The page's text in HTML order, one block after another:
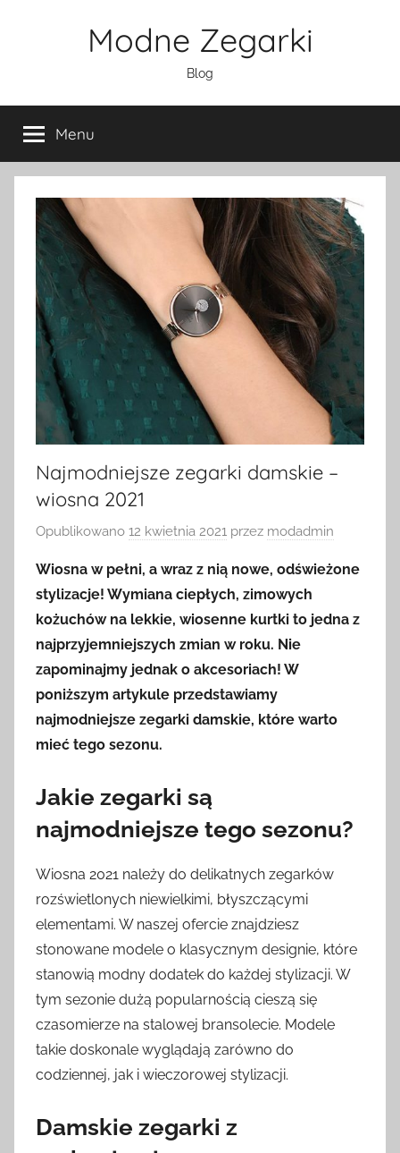
Modne Zegarki
Blog
Menu
Najmodniejsze zegarki damskie –
wiosna 2021
Opublikowano 12 kwietnia 2021 przez modadmin
Wiosna w pełni, a wraz z nią nowe, odświeżone
stylizacje! Wymiana ciepłych, zimowych
kożuchów na lekkie, wiosenne kurtki to jedna z
najprzyjemniejszych zmian w roku. Nie
zapominajmy jednak o akcesoriach! W
poniższym artykule przedstawiamy
najmodniejsze zegarki damskie, które warto
mieć tego sezonu.
Jakie zegarki są
najmodniejsze tego sezonu?
Wiosna 2021 należy do delikatnych zegarków
rozświetlonych niewielkimi, błyszczącymi
elementami. W naszej ofercie znajdziesz
stonowane modele o klasycznym designie, które
stanowią modny dodatek do każdej stylizacji. W
tym sezonie dużą popularnością cieszą się
czasomierze na stalowej bransolecie. Modele
takie doskonale wyglądają zarówno do
codziennej, jak i wieczorowej stylizacji.
Damskie zegarki z